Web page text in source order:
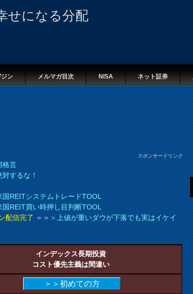
せになる分配
ン メルマガ目次 NISA ネット証券
スポンサードリンク
格言
するな！
REITシステムトレードTOOL
REIT買い時押し目判断TOOL
配信完了＝＝＞上値が重いダウが下落でも実はイケイ
インデックス長期投資
コスト優先主義は間違い
＞＞初めての方